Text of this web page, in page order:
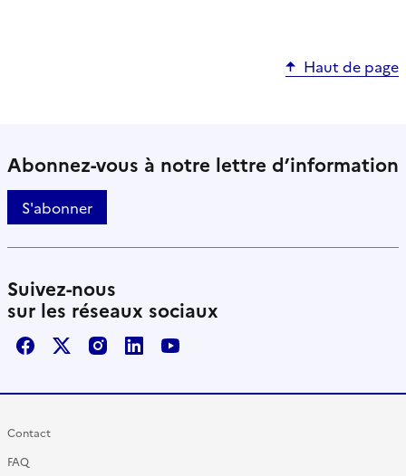
Haut de page
Abonnez-vous à notre lettre d’information
S'abonner
Suivez-nous
sur les réseaux sociaux
FacebookX / TwitterInstagram
LinkedInYoutube
Contact
FAQ